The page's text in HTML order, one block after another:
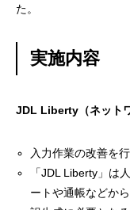
た。
実施内容
JDL Liberty（ネット
入力作業の改善を
「JDL Liberty」は
ートや通帳などか